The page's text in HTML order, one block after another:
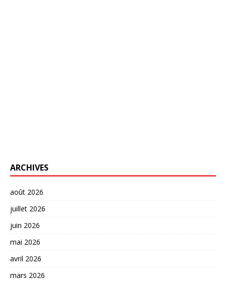
ARCHIVES
août 2026
juillet 2026
juin 2026
mai 2026
avril 2026
mars 2026